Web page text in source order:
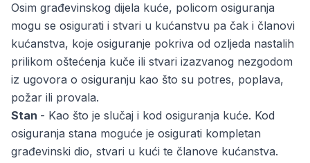
Osim građevinskog dijela kuće, policom osiguranja
mogu se osigurati i stvari u kućanstvu pa čak i članovi
kućanstva, koje osiguranje pokriva od ozljeda nastalih
prilikom oštećenja kuče ili stvari izazvanog nezgodom
iz ugovora o osiguranju kao što su potres, poplava,
požar ili provala.
Stan - Kao što je slučaj i kod osiguranja kuće. Kod
osiguranja stana moguće je osigurati kompletan
građevinski dio, stvari u kući te članove kućanstva.